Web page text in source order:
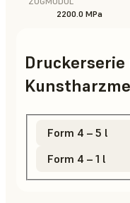
2200.0 MPa
Druckerserie
Form 4 – 5 l
Form 4 – 1 l